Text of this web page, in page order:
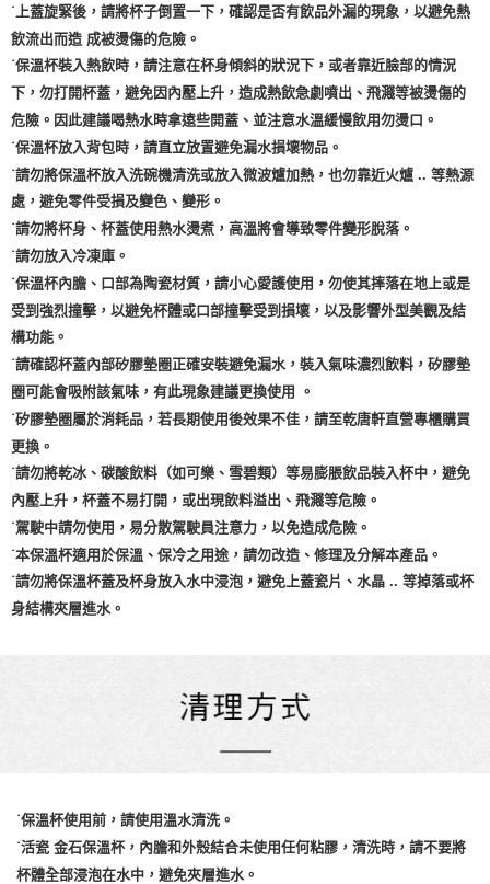
˙上蓋旋緊後，請將杯子倒置一下，確認是否有飲品外漏的現象，以避免熱
飲流出而造 成被燙傷的危險。
˙保溫杯裝入熱飲時，請注意在杯身傾斜的狀況下，或者靠近臉部的情況
下，勿打開杯蓋，避免因內壓上升，造成熱飲急劇噴出、飛濺等被燙傷的
危險。因此建議喝熱水時拿遠些開蓋、並注意水溫緩慢飲用勿燙口。
˙保溫杯放入背包時，請直立放置避免漏水損壞物品。
˙請勿將保溫杯放入洗碗機清洗或放入微波爐加熱，也勿靠近火爐 .. 等熱源
處，避免零件受損及變色、變形。
˙請勿將杯身、杯蓋使用熱水燙煮，高溫將會導致零件變形脫落。
˙請勿放入冷凍庫。
˙保溫杯內膽、口部為陶瓷材質，請小心愛護使用，勿使其摔落在地上或是
受到強烈撞擊，以避免杯體或口部撞擊受到損壞，以及影響外型美觀及結
構功能。
˙請確認杯蓋內部矽膠墊圈正確安裝避免漏水，裝入氣味濃烈飲料，矽膠墊
圈可能會吸附該氣味，有此現象建議更換使用 。
˙矽膠墊圈屬於消耗品，若長期使用後效果不佳，請至乾唐軒直營專櫃購買
更換。
˙請勿將乾冰、碳酸飲料（如可樂、雪碧類）等易膨脹飲品裝入杯中，避免
內壓上升，杯蓋不易打開，或出現飲料溢出、飛濺等危險。
˙駕駛中請勿使用，易分散駕駛員注意力，以免造成危險。
˙本保溫杯適用於保溫、保冷之用途，請勿改造、修理及分解本產品。
˙請勿將保溫杯蓋及杯身放入水中浸泡，避免上蓋瓷片、水晶 .. 等掉落或杯
身結構夾層進水。
˙保溫杯使用前，請使用溫水清洗。
˙活瓷 金石保溫杯，內膽和外殼結合未使用任何粘膠，清洗時，請不要將
杯體全部浸泡在水中，避免夾層進水。